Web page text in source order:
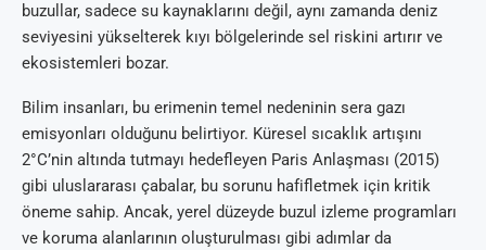
buzullar, sadece su kaynaklarını değil, aynı zamanda deniz
seviyesini yükselterek kıyı bölgelerinde sel riskini artırır ve
ekosistemleri bozar.
Bilim insanları, bu erimenin temel nedeninin sera gazı
emisyonları olduğunu belirtiyor. Küresel sıcaklık artışını
2°C’nin altında tutmayı hedefleyen Paris Anlaşması (2015)
gibi uluslararası çabalar, bu sorunu hafifletmek için kritik
öneme sahip. Ancak, yerel düzeyde buzul izleme programları
ve koruma alanlarının oluşturulması gibi adımlar da